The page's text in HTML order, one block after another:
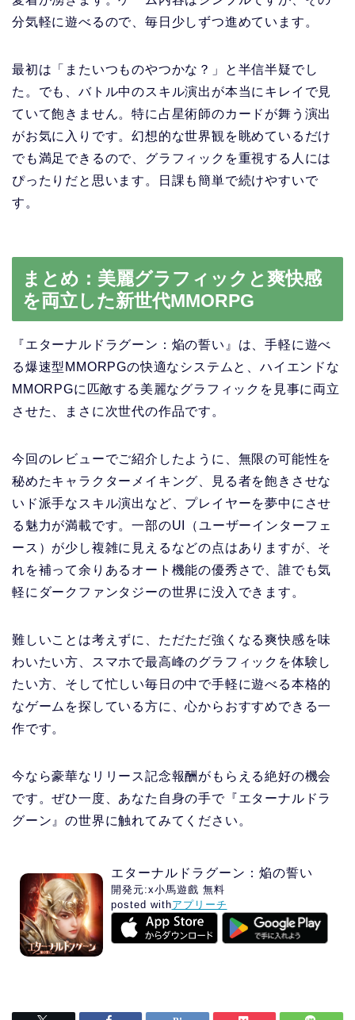
分気軽に遊べるので、毎日少しずつ進めています。
最初は「またいつものやつかな？」と半信半疑でし
た。でも、バトル中のスキル演出が本当にキレイで見
ていて飽きません。特に占星術師のカードが舞う演出
がお気に入りです。幻想的な世界観を眺めているだけ
でも満足できるので、グラフィックを重視する人には
ぴったりだと思います。日課も簡単で続けやすいで
す。
まとめ：美麗グラフィックと爽快感
を両立した新世代MMORPG
『エターナルドラグーン：焔の誓い』は、手軽に遊べ
る爆速型MMORPGの快適なシステムと、ハイエンドな
MMORPGに匹敵する美麗なグラフィックを見事に両立
させた、まさに次世代の作品です。
今回のレビューでご紹介したように、無限の可能性を
秘めたキャラクターメイキング、見る者を飽きさせな
いド派手なスキル演出など、プレイヤーを夢中にさせ
る魅力が満載です。一部のUI（ユーザーインターフェ
ース）が少し複雑に見えるなどの点はありますが、そ
れを補って余りあるオート機能の優秀さで、誰でも気
軽にダークファンタジーの世界に没入できます。
難しいことは考えずに、ただただ強くなる爽快感を味
わいたい方、スマホで最高峰のグラフィックを体験し
たい方、そして忙しい毎日の中で手軽に遊べる本格的
なゲームを探している方に、心からおすすめできる一
作です。
今なら豪華なリリース記念報酬がもらえる絶好の機会
です。ぜひ一度、あなた自身の手で『エターナルドラ
グーン』の世界に触れてみてください。
エターナルドラグーン：焔の誓い
開発元:x小馬遊戲 無料
posted withアプリーチ